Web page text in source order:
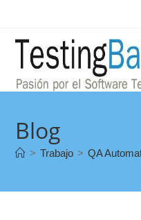
Blog
> Trabajo > QA